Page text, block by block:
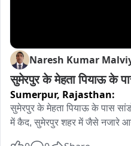
Naresh Kumar
सुमेरपुर के मेहता पियाऊ के
Sumerpur, Rajasthan:
सुमेरपुर के मेहता पियाऊ के पास
में कैद, सुमेरपुर शहर में जैसे नजारे